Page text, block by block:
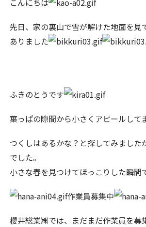
こんにちは
先日、家の裏山で雪が解けた地面を見
ありました
ふきのとうです
葉っぱの隙間から小さくアピールして
つくしはあるかな？と探してみました
でした。
小さな春を見つけてほっこりした瞬間
作業員募集中
櫻井総業㈱では、まだまだ作業員を募